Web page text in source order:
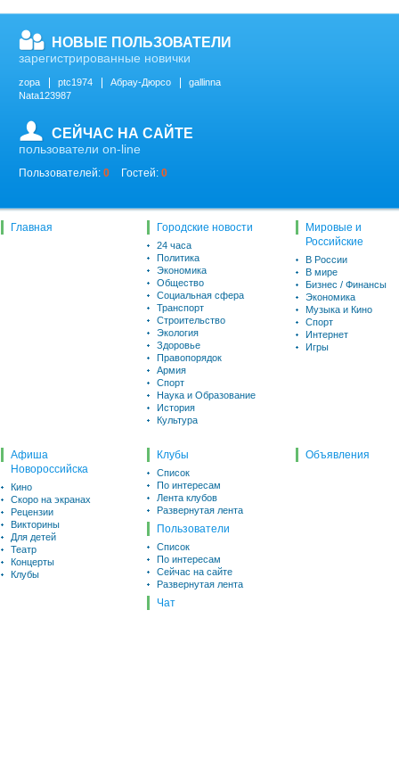
НОВЫЕ ПОЛЬЗОВАТЕЛИ
зарегистрированные новички
zopa ptc1974 Абрау-Дюрсо
gallinna
Nata123987
СЕЙЧАС НА САЙТЕ
пользователи on-line
Пользователей: 0 Гостей: 0
Главная Городские новости
24 часа
Политика
Экономика
Общество
Социальная сфера
Транспорт
Строительство
Экология
Здоровье
Правопорядок
Армия
Спорт
Наука и Образование
История
Культура
Мировые и
Российские
В России
В мире
Бизнес / Финансы
Экономика
Музыка и Кино
Спорт
Интернет
Игры
Афиша
Новороссийска
Кино
Скоро на экранах
Рецензии
Викторины
Для детей
Театр
Концерты
Клубы
Клубы
Список
По интересам
Лента клубов
Развернутая лента
Пользователи
Список
По интересам
Сейчас на сайте
Развернутая лента
Чат
Объявления